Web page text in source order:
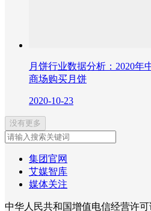
月饼行业数据分析：2020年
商场购买月饼
2020-10-23
没有更多
集团官网
艾媒智库
媒体关注
中华人民共和国增值电信经营许可